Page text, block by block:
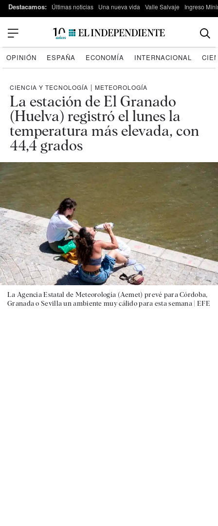
Destacamos: Últimas noticias Una nueva vida Valle Salvaje Ingreso
OPINIÓN ESPAÑA ECONOMÍA INTERNACIONAL
CIENCIA Y TECNOLOGÍA | METEOROLOGÍA
La estación de El Granado
(Huelva) registró el lunes la
temperatura más elevada, con
44,4 grados
La Agencia Estatal de Meteorología (Aemet) prevé para Córdoba,
Granada o Sevilla un ambiente muy cálido para esta semana | EFE